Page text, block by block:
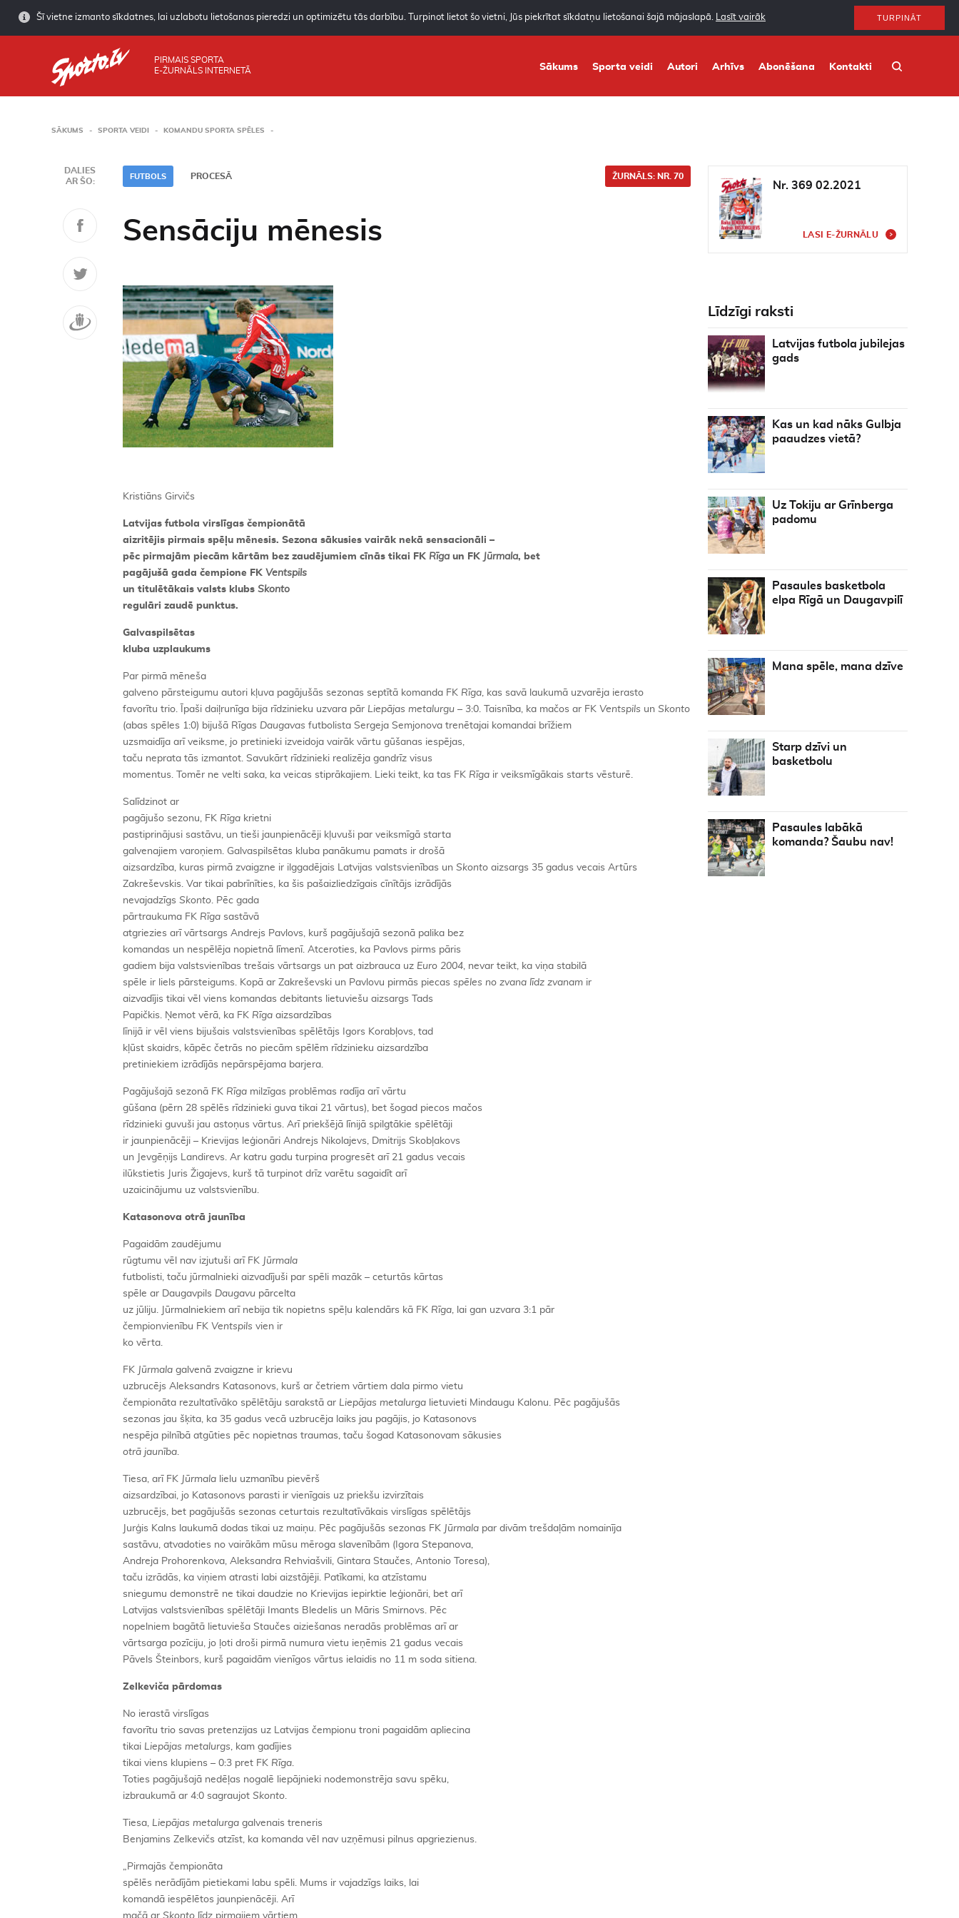
Šī vietne izmanto sīkdatnes, lai uzlabotu lietošanas pieredzi un optimizētu tās darbību. Turpinot lietot šo vietni, Jūs piekrītat sīkdatņu lietošanai šajā mājaslapā. Lasīt vairāk TURPINĀT
PIRMAIS SPORTA
E-ŽURNĀLS INTERNETĀ
Sākums Sporta veidi Autori Arhīvs Abonēšana Kontakti
SĀKUMS SPORTA VEIDI KOMANDU SPORTA SPĒLES
DALIES
AR ŠO:
FUTBOLS ŽURNĀLS: NR. 70
PROCESĀ
Sensāciju mēnesis
Kristiāns Girvičs
Latvijas futbola virslīgas čempionātā
aizritējis pirmais spēļu mēnesis. Sezona sākusies vairāk nekā sensacionāli –
pēc pirmajām piecām kārtām bez zaudējumiem cīnās tikai FK Rīga un FK Jūrmala, bet
pagājušā gada čempione FK Ventspils
un titulētākais valsts klubs Skonto
regulāri zaudē punktus.
Galvaspilsētas
kluba uzplaukums
Par pirmā mēneša
galveno pārsteigumu autori kļuva pagājušās sezonas septītā komanda FK Rīga, kas savā laukumā uzvarēja ierasto
favorītu trio. Īpaši daiļrunīga bija rīdzinieku uzvara pār Liepājas metalurgu – 3:0. Taisnība, ka mačos ar FK Ventspils un Skonto
(abas spēles 1:0) bijušā Rīgas Daugavas futbolista Sergeja Semjonova trenētajai komandai brīžiem
uzsmaidīja arī veiksme, jo pretinieki izveidoja vairāk vārtu gūšanas iespējas,
taču neprata tās izmantot. Savukārt rīdzinieki realizēja gandrīz visus
momentus. Tomēr ne velti saka, ka veicas stiprākajiem. Lieki teikt, ka tas FK Rīga ir veiksmīgākais starts vēsturē.
Salīdzinot ar
pagājušo sezonu, FK Rīga krietni
pastiprinājusi sastāvu, un tieši jaunpienācēji kļuvuši par veiksmīgā starta
galvenajiem varoņiem. Galvaspilsētas kluba panākumu pamats ir drošā
aizsardzība, kuras pirmā zvaigzne ir ilggadējais Latvijas valstsvienības un Skonto aizsargs 35 gadus vecais Artūrs
Zakreševskis. Var tikai pabrīnīties, ka šis pašaizliedzīgais cīnītājs izrādījās
nevajadzīgs Skonto. Pēc gada
pārtraukuma FK Rīga sastāvā
atgriezies arī vārtsargs Andrejs Pavlovs, kurš pagājušajā sezonā palika bez
komandas un nespēlēja nopietnā līmenī. Atceroties, ka Pavlovs pirms pāris
gadiem bija valstsvienības trešais vārtsargs un pat aizbrauca uz Euro 2004, nevar teikt, ka viņa stabilā
spēle ir liels pārsteigums. Kopā ar Zakreševski un Pavlovu pirmās piecas spēles no zvana līdz zvanam ir
aizvadījis tikai vēl viens komandas debitants lietuviešu aizsargs Tads
Papičkis. Ņemot vērā, ka FK Rīga aizsardzības
līnijā ir vēl viens bijušais valstsvienības spēlētājs Igors Korabļovs, tad
kļūst skaidrs, kāpēc četrās no piecām spēlēm rīdzinieku aizsardzība
pretiniekiem izrādījās nepārspējama barjera.
Pagājušajā sezonā FK Rīga milzīgas problēmas radīja arī vārtu
gūšana (pērn 28 spēlēs rīdzinieki guva tikai 21 vārtus), bet šogad piecos mačos
rīdzinieki guvuši jau astoņus vārtus. Arī priekšējā līnijā spilgtākie spēlētāji
ir jaunpienācēji – Krievijas leģionāri Andrejs Nikolajevs, Dmitrijs Skobļakovs
un Jevgēņijs Landirevs. Ar katru gadu turpina progresēt arī 21 gadus vecais
ilūkstietis Juris Žigajevs, kurš tā turpinot drīz varētu sagaidīt arī
uzaicinājumu uz valstsvienību.
Katasonova otrā jaunība
Pagaidām zaudējumu
rūgtumu vēl nav izjutuši arī FK Jūrmala
futbolisti, taču jūrmalnieki aizvadījuši par spēli mazāk – ceturtās kārtas
spēle ar Daugavpils Daugavu pārcelta
uz jūliju. Jūrmalniekiem arī nebija tik nopietns spēļu kalendārs kā FK Rīga, lai gan uzvara 3:1 pār
čempionvienību FK Ventspils vien ir
ko vērta.
FK Jūrmala galvenā zvaigzne ir krievu
uzbrucējs Aleksandrs Katasonovs, kurš ar četriem vārtiem dala pirmo vietu
čempionāta rezultatīvāko spēlētāju sarakstā ar Liepājas metalurga lietuvieti Mindaugu Kalonu. Pēc pagājušās
sezonas jau šķita, ka 35 gadus vecā uzbrucēja laiks jau pagājis, jo Katasonovs
nespēja pilnībā atgūties pēc nopietnas traumas, taču šogad Katasonovam sākusies
otrā jaunība.
Tiesa, arī FK Jūrmala lielu uzmanību pievērš
aizsardzībai, jo Katasonovs parasti ir vienīgais uz priekšu izvirzītais
uzbrucējs, bet pagājušās sezonas ceturtais rezultatīvākais virslīgas spēlētājs
Jurģis Kalns laukumā dodas tikai uz maiņu. Pēc pagājušās sezonas FK Jūrmala par divām trešdaļām nomainīja
sastāvu, atvadoties no vairākām mūsu mēroga slavenībām (Igora Stepanova,
Andreja Prohorenkova, Aleksandra Rehviašvili, Gintara Staučes, Antonio Toresa),
taču izrādās, ka viņiem atrasti labi aizstājēji. Patīkami, ka atzīstamu
sniegumu demonstrē ne tikai daudzie no Krievijas iepirktie leģionāri, bet arī
Latvijas valstsvienības spēlētāji Imants Bledelis un Māris Smirnovs. Pēc
nopelniem bagātā lietuvieša Staučes aiziešanas neradās problēmas arī ar
vārtsarga pozīciju, jo ļoti droši pirmā numura vietu ieņēmis 21 gadus vecais
Pāvels Šteinbors, kurš pagaidām vienīgos vārtus ielaidis no 11 m soda sitiena.
Zelkeviča pārdomas
No ierastā virslīgas
favorītu trio savas pretenzijas uz Latvijas čempionu troni pagaidām apliecina
tikai Liepājas metalurgs, kam gadījies
tikai viens klupiens – 0:3 pret FK Rīga.
Toties pagājušajā nedēļas nogalē liepājnieki nodemonstrēja savu spēku,
izbraukumā ar 4:0 sagraujot Skonto.
Tiesa, Liepājas metalurga galvenais treneris
Benjamins Zelkevičs atzīst, ka komanda vēl nav uzņēmusi pilnus apgriezienus.
„Pirmajās čempionāta
spēlēs nerādījām pietiekami labu spēli. Mums ir vajadzīgs laiks, lai
komandā iespēlētos jaunpienācēji. Arī
mačā ar Skonto līdz pirmajiem vārtiem
Nr. 369 02.2021
LASI E-ŽURNĀLU
Līdzīgi raksti
Latvijas futbola jubilejas
gads
Kas un kad nāks Gulbja
paaudzes vietā?
Uz Tokiju ar Grīnberga
padomu
Pasaules basketbola
elpa Rīgā un Daugavpilī
Mana spēle, mana dzīve
Starp dzīvi un
basketbolu
Pasaules labākā
komanda? Šaubu nav!